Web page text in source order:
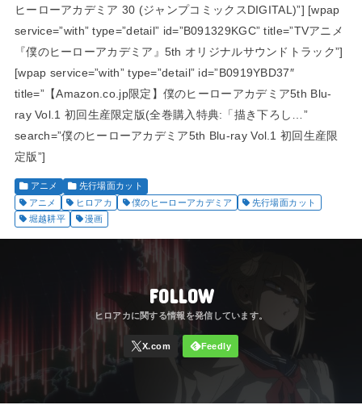
ヒーローアカデミア 30 (ジャンプコミックスDIGITAL)”] [wpap
service=”with” type=”detail” id=”B091329KGC” title=”TVアニメ
『僕のヒーローアカデミア』5th オリジナルサウンドトラック”]
[wpap service=”with” type=”detail” id=”B0919YBD37″
title=”【Amazon.co.jp限定】僕のヒーローアカデミア5th Blu-
ray Vol.1 初回生産限定版(全巻購入特典:「描き下ろし…”
search=”僕のヒーローアカデミア5th Blu-ray Vol.1 初回生産限
定版”]
アニメ
先行場面カット
アニメ
ヒロアカ 僕のヒーローアカデミア
先行場面カット
堀越耕平
漫画
FOLLOW